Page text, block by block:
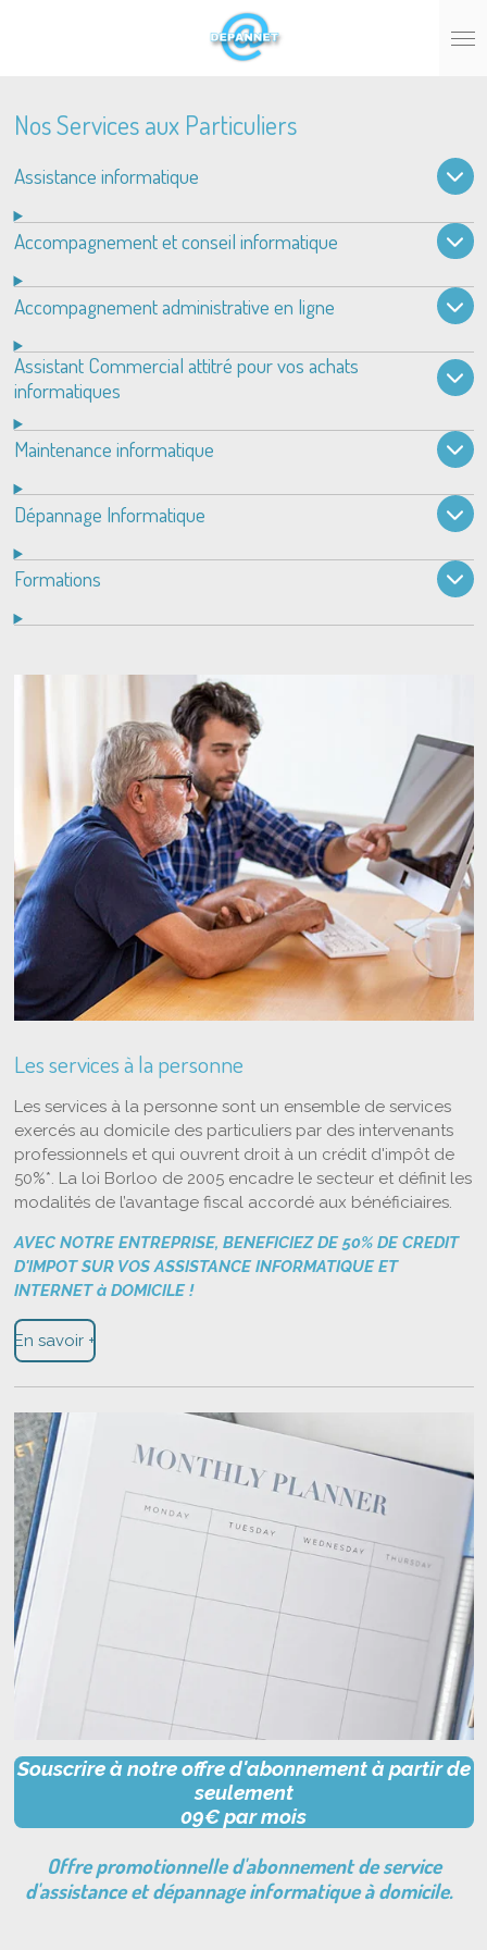
Nos Services aux Particuliers
Assistance informatique
Accompagnement et conseil informatique
Accompagnement administrative en ligne
Assistant Commercial attitré pour vos achats
informatiques
Maintenance informatique
Dépannage Informatique
Formations
Les services à la personne
Les services à la personne sont un ensemble de services
exercés au domicile des particuliers par des intervenants
professionnels et qui ouvrent droit à un crédit d'impôt de
50%*. La loi Borloo de 2005 encadre le secteur et définit les
modalités de l’avantage fiscal accordé aux bénéficiaires.
AVEC NOTRE ENTREPRISE, BENEFICIEZ DE 50% DE CREDIT
D'IMPOT SUR VOS ASSISTANCE INFORMATIQUE ET
INTERNET à DOMICILE !
En savoir +
Souscrire à notre offre d'abonnement à partir de
seulement
09€ par mois
Offre promotionnelle d'abonnement de service
d'assistance et dépannage informatique à domicile.